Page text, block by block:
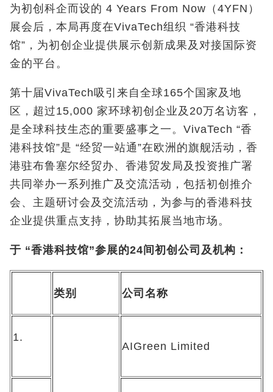
为初创科企而设的 4 Years From Now（4YFN）
展会后，本局再度在VivaTech组织 “香港科技
馆”，为初创企业提供展示创新成果及对接国际资
金的平台。
第十届VivaTech吸引来自全球165个国家及地
区，超过15,000 家环球初创企业及20万名访客，
是全球科技生态的重要盛事之一。VivaTech “香
港科技馆”是 “经贸一站通”在欧洲的旗舰活动，香
港驻布鲁塞尔经贸办、香港贸发局及投资推广署
共同举办一系列推广及交流活动，包括初创推介
会、主题研讨会及交流活动，为参与的香港科技
企业提供重点支持，协助其拓展当地市场。
于 “香港科技馆”参展的24 间初创公司及机构：
类别 公司名称
1.
AIGreen Limited